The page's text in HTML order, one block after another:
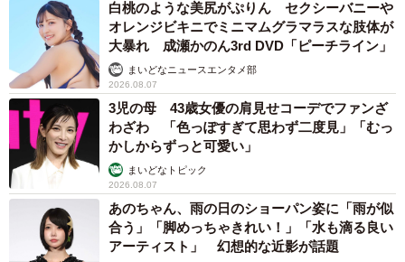
白桃のような美尻がぷりん セクシーバニーや
オレンジビキニでミニマムグラマラスな肢体が
大暴れ 成瀬かのん3rd DVD「ピーチライン」
まいどなニュースエンタメ部
2026.08.07
3児の母 43歳女優の肩見せコーデでファンざ
わざわ 「色っぽすぎて思わず二度見」「むっ
かしからずっと可愛い」
まいどなトピック
2026.08.07
あのちゃん、雨の日のショーパン姿に「雨が似
合う」「脚めっちゃきれい！」「水も滴る良い
アーティスト」 幻想的な近影が話題